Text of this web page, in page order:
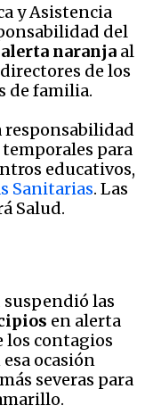
y Asistencia
del
naranja al
de los
de familia.
responsabilidad
para
educativos,
Sanitarias. Las
Salud.
suspendió las
en alerta
los contagios
ocasión
severas para